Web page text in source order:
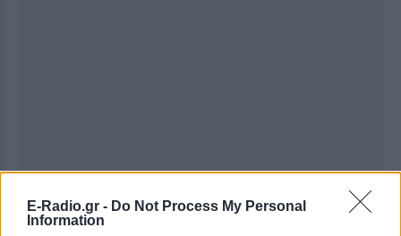
E-Radio.gr - Do Not Process My Personal
Information